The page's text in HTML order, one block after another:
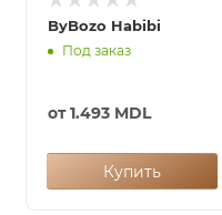
ByBozo Habibi
Под заказ
от1.493 MDL
Купить